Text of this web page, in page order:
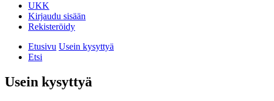
UKK
Kirjaudu sisään
Rekisteröidy
Etusivu Usein kysyttyä
Etsi
Usein kysyttyä